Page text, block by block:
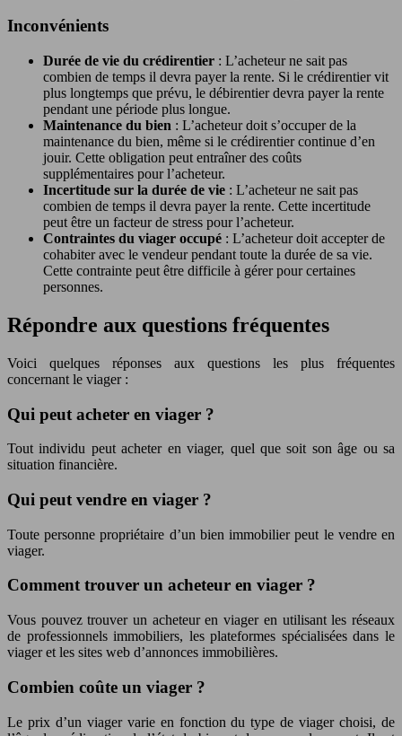
Inconvénients
Durée de vie du crédirentier : L’acheteur ne sait pas
combien de temps il devra payer la rente. Si le crédirentier vit
plus longtemps que prévu, le débirentier devra payer la rente
pendant une période plus longue.
Maintenance du bien : L’acheteur doit s’occuper de la
maintenance du bien, même si le crédirentier continue d’en
jouir. Cette obligation peut entraîner des coûts
supplémentaires pour l’acheteur.
Incertitude sur la durée de vie : L’acheteur ne sait pas
combien de temps il devra payer la rente. Cette incertitude
peut être un facteur de stress pour l’acheteur.
Contraintes du viager occupé : L’acheteur doit accepter de
cohabiter avec le vendeur pendant toute la durée de sa vie.
Cette contrainte peut être difficile à gérer pour certaines
personnes.
Répondre aux questions fréquentes
Voici quelques réponses aux questions les plus fréquentes
concernant le viager :
Qui peut acheter en viager ?
Tout individu peut acheter en viager, quel que soit son âge ou sa
situation financière.
Qui peut vendre en viager ?
Toute personne propriétaire d’un bien immobilier peut le vendre en
viager.
Comment trouver un acheteur en viager ?
Vous pouvez trouver un acheteur en viager en utilisant les réseaux
de professionnels immobiliers, les plateformes spécialisées dans le
viager et les sites web d’annonces immobilières.
Combien coûte un viager ?
Le prix d’un viager varie en fonction du type de viager choisi, de